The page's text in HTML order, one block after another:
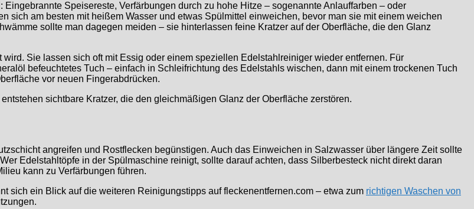
Speisereste, Verfärbungen durch zu hohe Hitze – sogenannte Anlauffarben – oder
sich am besten mit heißem Wasser und etwas Spülmittel einweichen, bevor man sie mit einem weichen
sollte man dagegen meiden – sie hinterlassen feine Kratzer auf der Oberfläche, die den Glanz
Sie lassen sich oft mit Essig oder einem speziellen Edelstahlreiniger wieder entfernen. Für
befeuchtetes Tuch – einfach in Schleifrichtung des Edelstahls wischen, dann mit einem trockenen Tuch
vor neuen Fingerabdrücken.
sichtbare Kratzer, die den gleichmäßigen Glanz der Oberfläche zerstören.
angreifen und Rostflecken begünstigen. Auch das Einweichen in Salzwasser über längere Zeit sollte
Edelstahltöpfe in der Spülmaschine reinigt, sollte darauf achten, dass Silberbesteck nicht direkt daran
kann zu Verfärbungen führen.
sich ein Blick auf die weiteren Reinigungstipps auf fleckenentfernen.com – etwa zum richtigen Waschen von